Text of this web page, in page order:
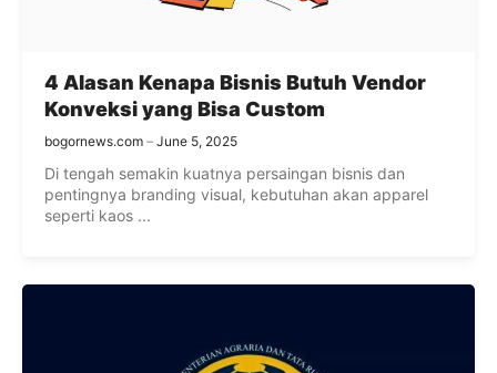
4 Alasan Kenapa Bisnis Butuh Vendor
Konveksi yang Bisa Custom
bogornews.com June 5, 2025
Di tengah semakin kuatnya persaingan bisnis dan
pentingnya branding visual, kebutuhan akan apparel
seperti kaos ...